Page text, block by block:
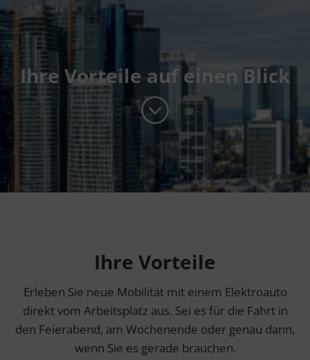
Ihre Vorteile auf einen Blick
Ihre Vorteile
Erleben Sie neue Mobilität mit einem Elektroauto
direkt vom Arbeitsplatz aus. Sei es für die Fahrt in
den Feierabend, am Wochenende oder genau dann,
wenn Sie es gerade brauchen.